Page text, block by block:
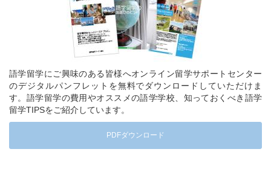
語学留学にご興味のある皆様へオンライン留学サポートセンター
のデジタルパンフレットを無料でダウンロードしていただけま
す。語学留学の費用やオススメの語学学校、知っておくべき語学
留学TIPSをご紹介しています。
PDFダウンロード